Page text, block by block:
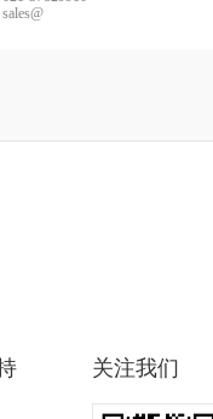
关注我们